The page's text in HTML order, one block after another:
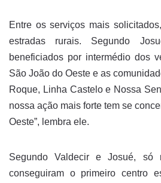
Entre os serviços mais
estradas rurais. Segundo
beneficiados por intermédio dos
São João do Oeste e as
Roque, Linha Castelo e Nossa
nossa ação mais forte tem se
Oeste”, lembra ele.
Segundo Valdecir e Josué, só
conseguiram o primeiro centro